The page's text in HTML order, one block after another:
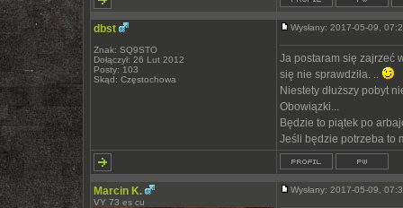
dbst
Znak: SQ9STO
Dołączył: 26 Lut 2012
Posty: 103
Skąd: Częstochowa
Wysłany: 2017-05-09,
Ja postaram się zajrzeć
się nie sprawdziła. ..
Niestety dłuższy pobyt
Obowiązki...
Będzie to piątek po
Jeśli będzie potrzeba to
Marcin K.
VY 73 es cu
Wysłany: 2017-05-09,